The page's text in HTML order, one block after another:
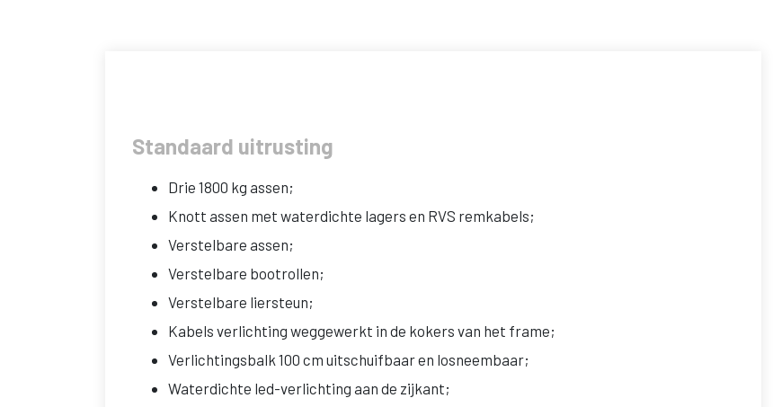
Standaard uitrusting
Drie 1800 kg assen;
Knott assen met waterdichte lagers en RVS remkabels;
Verstelbare assen;
Verstelbare bootrollen;
Verstelbare liersteun;
Kabels verlichting weggewerkt in de kokers van het frame;
Verlichtingsbalk 100 cm uitschuifbaar en losneembaar;
Waterdichte led-verlichting aan de zijkant;